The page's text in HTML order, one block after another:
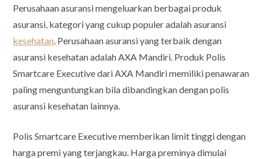
Perusahaan asuransi mengeluarkan berbagai produk
asuransi, kategori yang cukup populer adalah asuransi
kesehatan. Perusahaan asuransi yang terbaik dengan
asuransi kesehatan adalah AXA Mandiri. Produk Polis
Smartcare Executive dari AXA Mandiri memiliki penawaran
paling menguntungkan bila dibandingkan dengan polis
asuransi kesehatan lainnya.
Polis Smartcare Executive memberikan limit tinggi dengan
harga premi yang terjangkau. Harga preminya dimulai